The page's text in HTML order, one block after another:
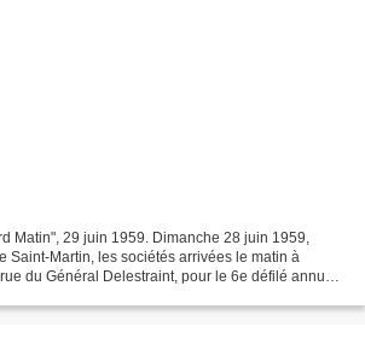
Matin", 29 juin 1959. Dimanche 28 juin 1959,
Saint-Martin, les sociétés arrivées le matin à
du Général Delestraint, pour le 6e défilé annuel